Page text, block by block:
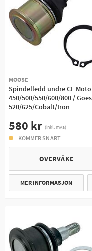
MOOSE
Spindelledd undre CF Moto
450/500/550/600/800 / Goes
520/625/Cobalt/Iron
580 kr (inkl. mva)
KOMMER SNART
OVERVÅKE
MER INFORMASJON